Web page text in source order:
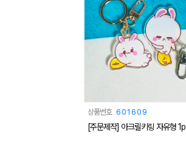
상품번호 601609
[주문제작] 아크릴키링 자유형 1p